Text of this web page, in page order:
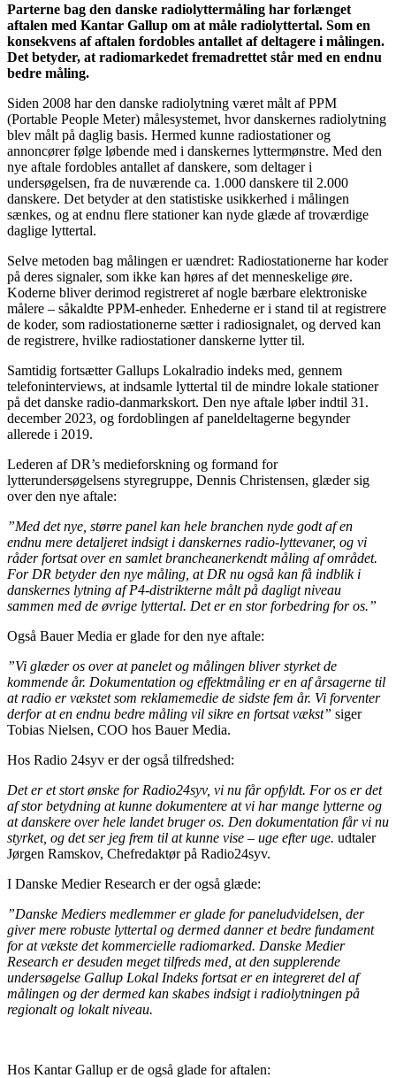
Parterne bag den danske radiolyttermåling har forlænget
aftalen med Kantar Gallup om at måle radiolyttertal. Som en
konsekvens af aftalen fordobles antallet af deltagere i målingen.
Det betyder, at radiomarkedet fremadrettet står med en endnu
bedre måling.
Siden 2008 har den danske radiolytning været målt af PPM
(Portable People Meter) målesystemet, hvor danskernes radiolytning
blev målt på daglig basis. Hermed kunne radiostationer og
annoncører følge løbende med i danskernes lyttermønstre. Med den
nye aftale fordobles antallet af danskere, som deltager i
undersøgelsen, fra de nuværende ca. 1.000 danskere til 2.000
danskere. Det betyder at den statistiske usikkerhed i målingen
sænkes, og at endnu flere stationer kan nyde glæde af troværdige
daglige lyttertal.
Selve metoden bag målingen er uændret: Radiostationerne har koder
på deres signaler, som ikke kan høres af det menneskelige øre.
Koderne bliver derimod registreret af nogle bærbare elektroniske
målere – såkaldte PPM-enheder. Enhederne er i stand til at registrere
de koder, som radiostationerne sætter i radiosignalet, og derved kan
de registrere, hvilke radiostationer danskerne lytter til.
Samtidig fortsætter Gallups Lokalradio indeks med, gennem
telefoninterviews, at indsamle lyttertal til de mindre lokale stationer
på det danske radio-danmarkskort. Den nye aftale løber indtil 31.
december 2023, og fordoblingen af paneldeltagerne begynder
allerede i 2019.
Lederen af DR’s medieforskning og formand for
lytterundersøgelsens styregruppe, Dennis Christensen, glæder sig
over den nye aftale:
”Med det nye, større panel kan hele branchen nyde godt af en
endnu mere detaljeret indsigt i danskernes radio-lyttevaner, og vi
råder fortsat over en samlet brancheanerkendt måling af området.
For DR betyder den nye måling, at DR nu også kan få indblik i
danskernes lytning af P4-distrikterne målt på dagligt niveau
sammen med de øvrige lyttertal. Det er en stor forbedring for os.”
Også Bauer Media er glade for den nye aftale:
”Vi glæder os over at panelet og målingen bliver styrket de
kommende år. Dokumentation og effektmåling er en af årsagerne til
at radio er vækstet som reklamemedie de sidste fem år. Vi forventer
derfor at en endnu bedre måling vil sikre en fortsat vækst” siger
Tobias Nielsen, COO hos Bauer Media.
Hos Radio 24syv er der også tilfredshed:
Det er et stort ønske for Radio24syv, vi nu får opfyldt. For os er det
af stor betydning at kunne dokumentere at vi har mange lytterne og
at danskere over hele landet bruger os. Den dokumentation får vi nu
styrket, og det ser jeg frem til at kunne vise – uge efter uge. udtaler
Jørgen Ramskov, Chefredaktør på Radio24syv.
I Danske Medier Research er der også glæde:
”Danske Mediers medlemmer er glade for paneludvidelsen, der
giver mere robuste lyttertal og dermed danner et bedre fundament
for at vækste det kommercielle radiomarked. Danske Medier
Research er desuden meget tilfreds med, at den supplerende
undersøgelse Gallup Lokal Indeks fortsat er en integreret del af
målingen og der dermed kan skabes indsigt i radiolytningen på
regionalt og lokalt niveau.
Hos Kantar Gallup er de også glade for aftalen: